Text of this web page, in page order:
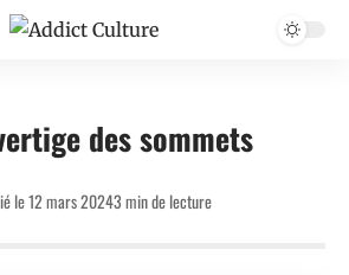
des sommets
le 12 mars 20243 min de lecture